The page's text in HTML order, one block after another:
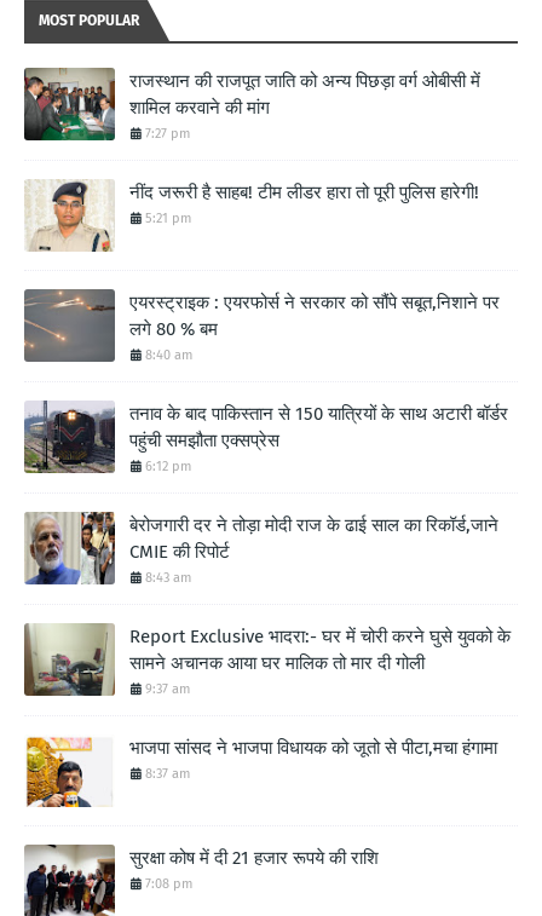
MOST POPULAR
राजस्थान की राजपूत जाति को अन्य पिछड़ा वर्ग ओबीसी में
शामिल करवाने की मांग
7:27 pm
नींद जरूरी है साहब! टीम लीडर हारा तो पूरी पुलिस हारेगी!
5:21 pm
एयरस्ट्राइक : एयरफोर्स ने सरकार को सौंपे सबूत,निशाने पर
लगे 80 % बम
8:40 am
तनाव के बाद पाकिस्तान से 150 यात्रियों के साथ अटारी बॉर्डर
पहुंची समझौता एक्सप्रेस
6:12 pm
बेरोजगारी दर ने तोड़ा मोदी राज के ढाई साल का रिकॉर्ड,जाने
CMIE की रिपोर्ट
8:43 am
Report Exclusive भादरा:- घर में चोरी करने घुसे युवको के
सामने अचानक आया घर मालिक तो मार दी गोली
9:37 am
भाजपा सांसद ने भाजपा विधायक को जूतो से पीटा,मचा हंगामा
8:37 am
सुरक्षा कोष में दी 21 हजार रूपये की राशि
7:08 pm